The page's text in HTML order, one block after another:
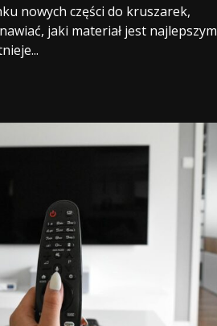
nowych części do kruszarek,
jaki materiał jest najlepszym